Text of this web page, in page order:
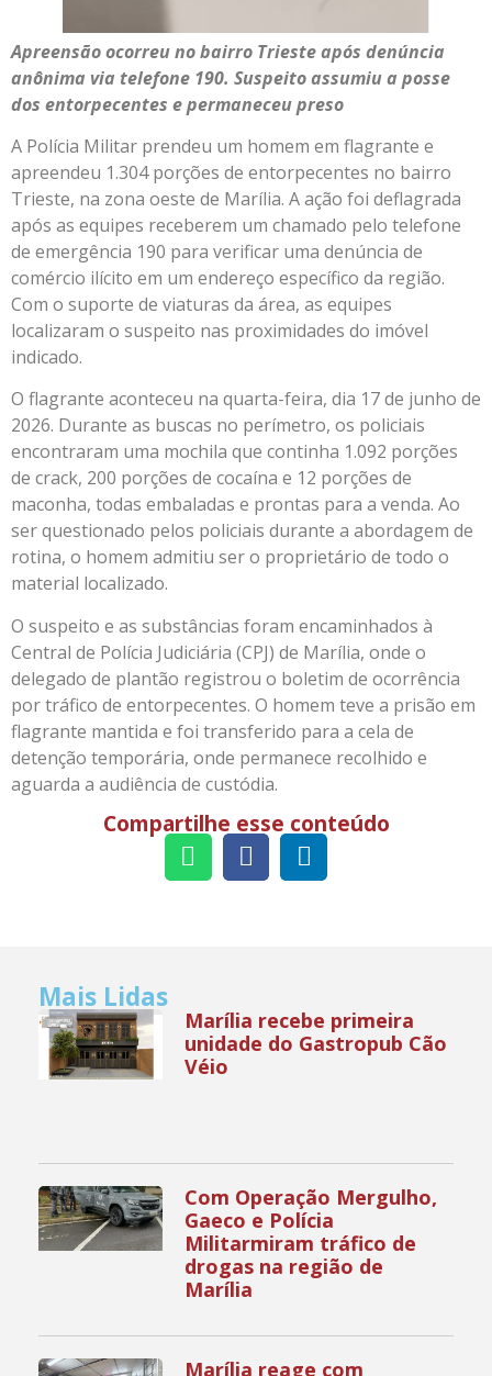
Apreensão ocorreu no bairro Trieste após denúncia
anônima via telefone 190. Suspeito assumiu a posse
dos entorpecentes e permaneceu preso
A Polícia Militar prendeu um homem em flagrante e
apreendeu 1.304 porções de entorpecentes no bairro
Trieste, na zona oeste de Marília. A ação foi deflagrada
após as equipes receberem um chamado pelo telefone
de emergência 190 para verificar uma denúncia de
comércio ilícito em um endereço específico da região.
Com o suporte de viaturas da área, as equipes
localizaram o suspeito nas proximidades do imóvel
indicado.
O flagrante aconteceu na quarta-feira, dia 17 de junho de
2026. Durante as buscas no perímetro, os policiais
encontraram uma mochila que continha 1.092 porções
de crack, 200 porções de cocaína e 12 porções de
maconha, todas embaladas e prontas para a venda. Ao
ser questionado pelos policiais durante a abordagem de
rotina, o homem admitiu ser o proprietário de todo o
material localizado.
O suspeito e as substâncias foram encaminhados à
Central de Polícia Judiciária (CPJ) de Marília, onde o
delegado de plantão registrou o boletim de ocorrência
por tráfico de entorpecentes. O homem teve a prisão em
flagrante mantida e foi transferido para a cela de
detenção temporária, onde permanece recolhido e
aguarda a audiência de custódia.
Compartilhe esse conteúdo
Mais Lidas
Marília recebe primeira
unidade do Gastropub Cão
Véio
Com Operação Mergulho,
Gaeco e Polícia
Militarmiram tráfico de
drogas na região de
Marília
Marília reage com